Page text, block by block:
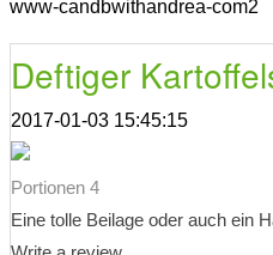
Deftiger
2017-01-03 15:45:15
Portionen 4
Eine tolle Beilage oder auch ein